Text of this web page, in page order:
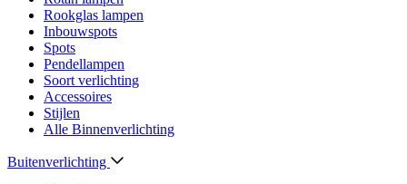
Rookglas lampen
Inbouwspots
Spots
Pendellampen
Soort verlichting
Accessoires
Stijlen
Alle Binnenverlichting
Buitenverlichting